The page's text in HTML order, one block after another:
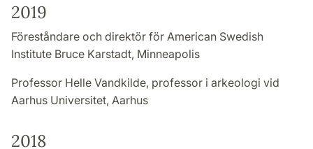
2019
Föreståndare och direktör för American Swedish
Institute Bruce Karstadt, Minneapolis
Professor Helle Vandkilde, professor i arkeologi vid
Aarhus Universitet, Aarhus
2018